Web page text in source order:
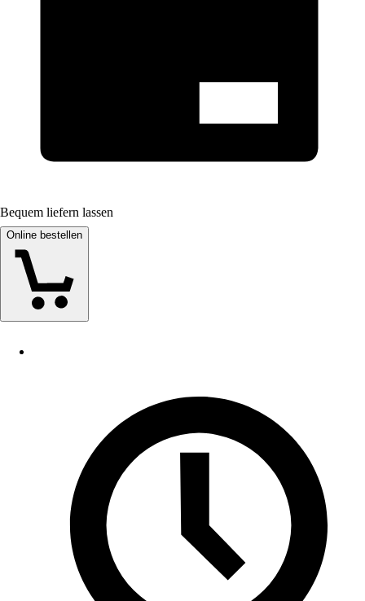
Bequem liefern lassen
Online bestellen